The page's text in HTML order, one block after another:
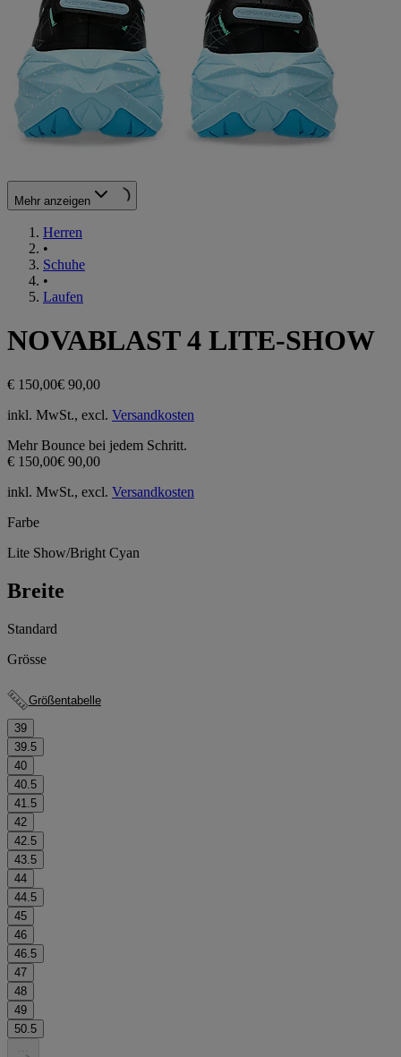
Mehr anzeigen
Herren
•
Schuhe
•
Laufen
NOVABLAST 4 LITE-SHOW
€ 150,00€ 90,00
inkl. MwSt., excl. Versandkosten
Mehr Bounce bei jedem Schritt.
€ 150,00€ 90,00
inkl. MwSt., excl. Versandkosten
Farbe
Lite Show/Bright Cyan
Breite
Standard
Grösse
Größentabelle
39
39.5
40
40.5
41.5
42
42.5
43.5
44
44.5
45
46
46.5
47
48
49
50.5
. . .